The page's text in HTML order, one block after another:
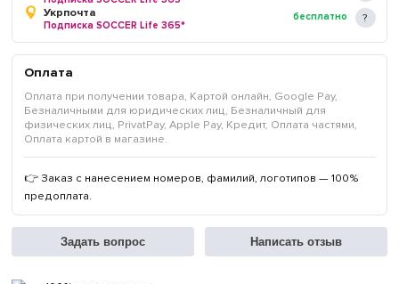
Укрпочта
Подписка SOCCER Life 365*
бесплатно
Оплата
Оплата при получении товара, Картой онлайн, Google Pay,
Безналичными для юридических лиц, Безналичный для
физических лиц, PrivatPay, Apple Pay, Кредит, Оплата частями,
Оплата картой в магазине.
👉 Заказ с нанесением номеров, фамилий, логотипов — 100%
предоплата.
Задать вопрос Написать отзыв